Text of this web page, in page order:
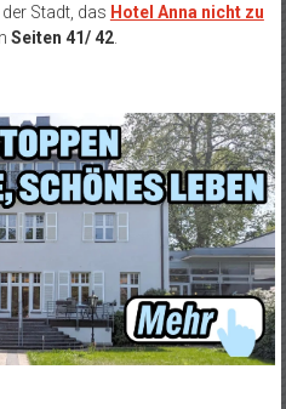
Stadt, das Hotel Anna nicht zu
Seiten 41/ 42.